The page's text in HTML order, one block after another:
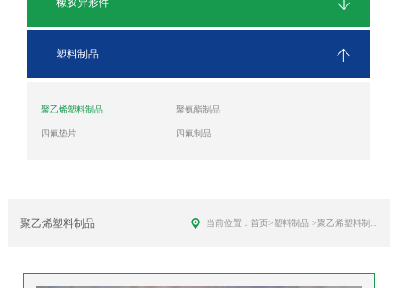
橡胶异形件
塑料制品
聚乙烯塑料制品 聚氨酯制品
四氟垫片 四氟制品
聚乙烯塑料制品 当前位置： 首页>塑料制品 >聚乙烯塑料制品